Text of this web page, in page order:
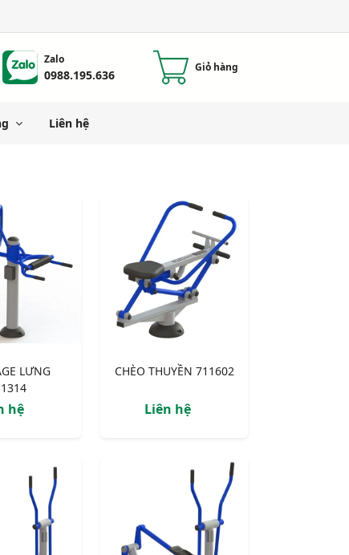
Zalo
0988.195.636 Giỏ hàng
Liên hệ
LƯNG
hệ
CHÈO THUYỀN 711602
Liên hệ